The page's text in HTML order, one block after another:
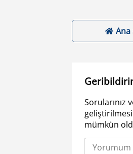
Ana
Sorularınız
mümkün